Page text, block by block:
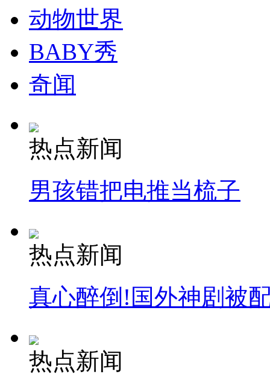
走！跟着总书记去植树
消防员救轻生者
动物世界
BABY秀
奇闻
热点新闻
男孩错把电推当梳子
热点新闻
真心醉倒!国外神剧被
热点新闻